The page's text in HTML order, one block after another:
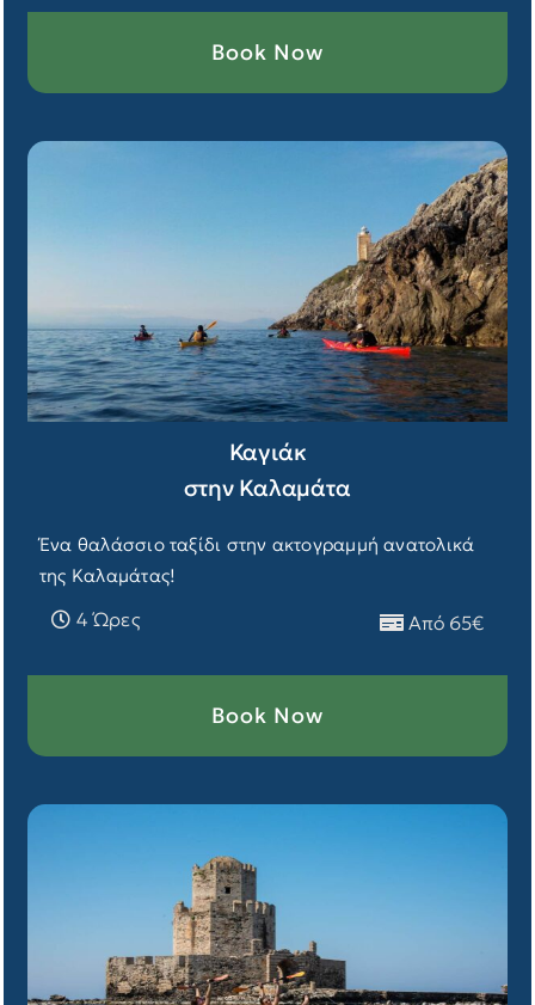
Book Now
Καγιάκ
στην Καλαμάτα
Ένα θαλάσσιο ταξίδι στην ακτογραμμή ανατολικά
της Καλαμάτας!
4 Ώρες Από 65€
Book Now